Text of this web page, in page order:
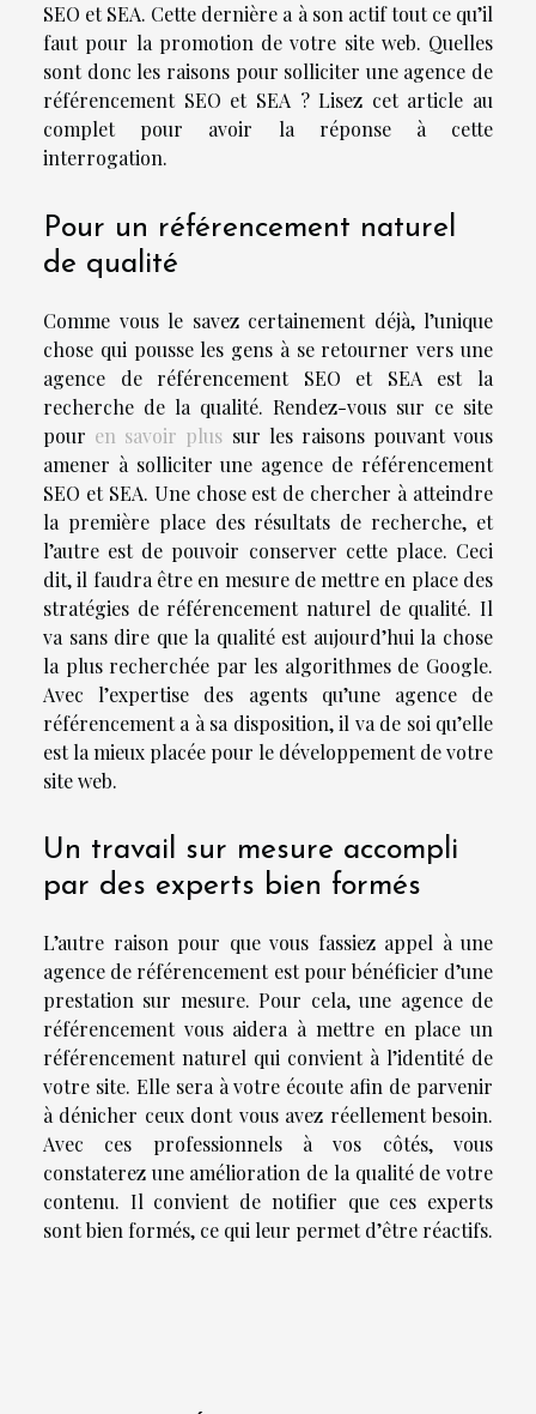
SEO et SEA. Cette dernière a à son actif tout ce qu’il
faut pour la promotion de votre site web. Quelles
sont donc les raisons pour solliciter une agence de
référencement SEO et SEA ? Lisez cet article au
complet pour avoir la réponse à cette
interrogation.
Pour un référencement naturel
de qualité
Comme vous le savez certainement déjà, l’unique
chose qui pousse les gens à se retourner vers une
agence de référencement SEO et SEA est la
recherche de la qualité. Rendez-vous sur ce site
pour en savoir plus sur les raisons pouvant vous
amener à solliciter une agence de référencement
SEO et SEA. Une chose est de chercher à atteindre
la première place des résultats de recherche, et
l’autre est de pouvoir conserver cette place. Ceci
dit, il faudra être en mesure de mettre en place des
stratégies de référencement naturel de qualité. Il
va sans dire que la qualité est aujourd’hui la chose
la plus recherchée par les algorithmes de Google.
Avec l’expertise des agents qu’une agence de
référencement a à sa disposition, il va de soi qu’elle
est la mieux placée pour le développement de votre
site web.
Un travail sur mesure accompli
par des experts bien formés
L’autre raison pour que vous fassiez appel à une
agence de référencement est pour bénéficier d’une
prestation sur mesure. Pour cela, une agence de
référencement vous aidera à mettre en place un
référencement naturel qui convient à l’identité de
votre site. Elle sera à votre écoute afin de parvenir
à dénicher ceux dont vous avez réellement besoin.
Avec ces professionnels à vos côtés, vous
constaterez une amélioration de la qualité de votre
contenu. Il convient de notifier que ces experts
sont bien formés, ce qui leur permet d’être réactifs.